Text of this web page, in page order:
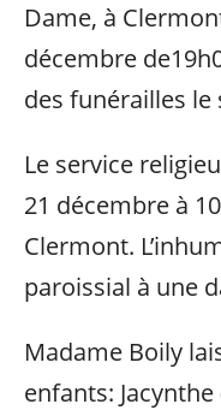
Dame, à
décembre
des funérailles le
Le service
21 décembre à
Clermont.
paroissial à une
Madame Boily
enfants: